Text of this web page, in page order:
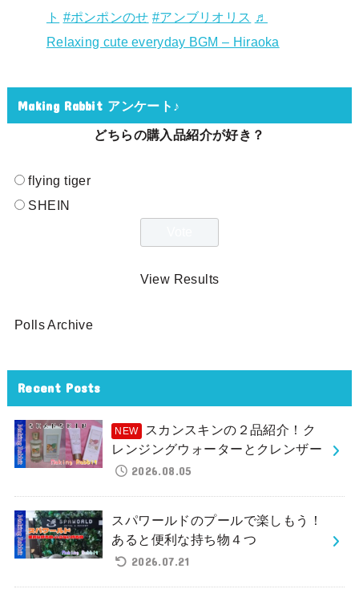
ト #ポンポンのせ #アンブリオリス ♬
Relaxing cute everyday BGM – Hiraoka
Making Rabbit アンケート♪
どちらの購入品紹介が好き？
flying tiger
SHEIN
View Results
Polls Archive
Recent Posts
スカンスキンの２品紹介！ク
レンジングウォーターとクレンザー
2026.08.05
スパワールドのプールで楽しもう！
あると便利な持ち物４つ
2026.07.21